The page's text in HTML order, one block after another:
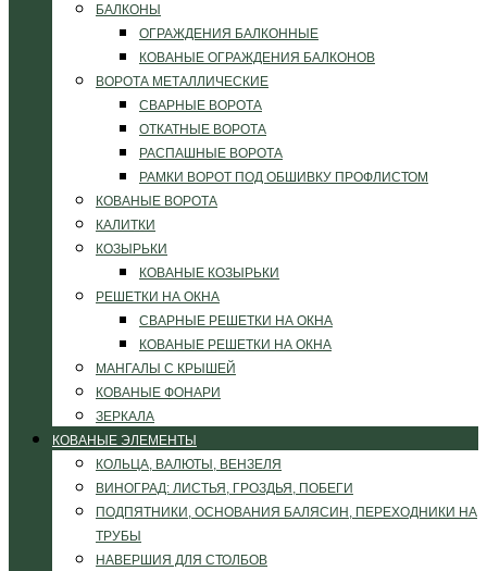
БАЛКОНЫ
ОГРАЖДЕНИЯ БАЛКОННЫЕ
КОВАНЫЕ ОГРАЖДЕНИЯ БАЛКОНОВ
ВОРОТА МЕТАЛЛИЧЕСКИЕ
СВАРНЫЕ ВОРОТА
ОТКАТНЫЕ ВОРОТА
РАСПАШНЫЕ ВОРОТА
РАМКИ ВОРОТ ПОД ОБШИВКУ ПРОФЛИСТОМ
КОВАНЫЕ ВОРОТА
КАЛИТКИ
КОЗЫРЬКИ
КОВАНЫЕ КОЗЫРЬКИ
РЕШЕТКИ НА ОКНА
СВАРНЫЕ РЕШЕТКИ НА ОКНА
КОВАНЫЕ РЕШЕТКИ НА ОКНА
МАНГАЛЫ С КРЫШЕЙ
КОВАНЫЕ ФОНАРИ
ЗЕРКАЛА
КОВАНЫЕ ЭЛЕМЕНТЫ
КОЛЬЦА, ВАЛЮТЫ, ВЕНЗЕЛЯ
ВИНОГРАД: ЛИСТЬЯ, ГРОЗДЬЯ, ПОБЕГИ
ПОДПЯТНИКИ, ОСНОВАНИЯ БАЛЯСИН, ПЕРЕХОДНИКИ НА
ТРУБЫ
НАВЕРШИЯ ДЛЯ СТОЛБОВ